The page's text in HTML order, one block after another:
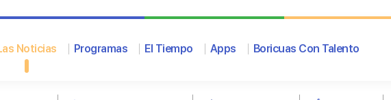
Noticias Programas El Tiempo Apps Boricuas Con Talento